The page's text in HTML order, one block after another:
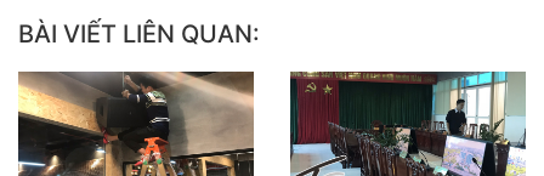
BÀI VIẾT LIÊN QUAN: